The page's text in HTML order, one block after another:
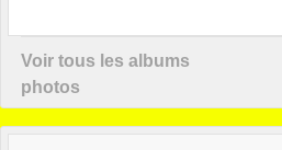
Voir tous les albums
photos